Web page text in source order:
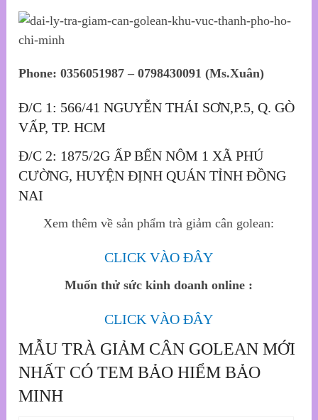
Phone: 0356051987 – 0798430091 (Ms.Xuân)
Đ/C 1: 566/41 NGUYỄN THÁI SƠN,P.5, Q. GÒ
VẤP, TP. HCM
Đ/C 2: 1875/2G ẤP BẾN NÔM 1 XÃ PHÚ
CƯỜNG, HUYỆN ĐỊNH QUÁN TỈNH ĐỒNG
NAI
Xem thêm về sản phẩm trà giảm cân golean:
CLICK VÀO ĐÂY
Muốn thử sức kinh doanh online :
CLICK VÀO ĐÂY
MẪU TRÀ GIẢM CÂN GOLEAN MỚI
NHẤT CÓ TEM BẢO HIỂM BẢO
MINH